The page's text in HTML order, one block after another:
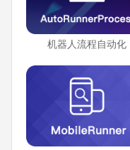
机器人流程自动化